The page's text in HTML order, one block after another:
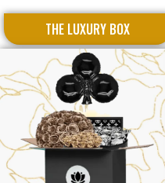
THE LUXURY BOX